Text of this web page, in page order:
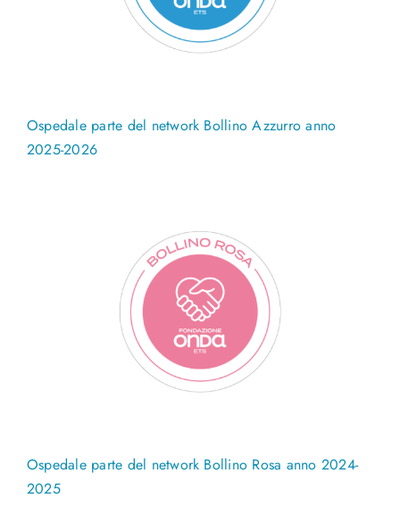
Ospedale parte del network Bollino Azzurro anno
2025-2026
Ospedale parte del network Bollino Rosa anno 2024-
2025